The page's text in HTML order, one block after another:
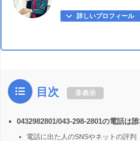
詳しいプロフィール
目次 非表示
0432982801/043-298-2801の電話は
電話に出た人のSNSやネットの評判